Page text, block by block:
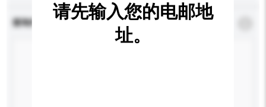
查询内容 * 必须填写
请先输入您的电邮地
址。